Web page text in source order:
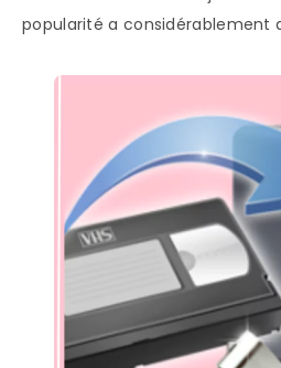
popularité a considérablement